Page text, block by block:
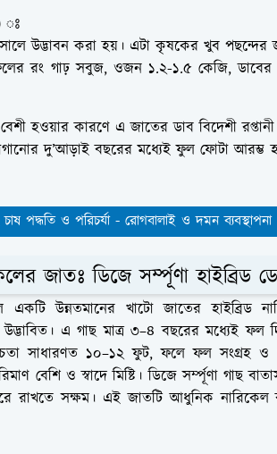
ঃ
উদ্ভাবন করা হয়। এটা কৃষকের খুব পছন্দের
রং গাঢ় সবুজ, ওজন ১.২-১.৫ কেজি, ডাবের
হওয়ার কারণে এ জাতের ডাব বিদেশী
দু’আড়াই বছরের মধ্যেই ফুল ফোটা আরম্ভ
পদ্ধতি ও পরিচর্যা - রোগবালাই ও দমন ব্যবস্থাপনা
জাতঃ ডিজে সর্ম্পূণা হাইব্রিড
একটি উন্নতমানের খাটো জাতের হাইব্রিড
উদ্ভাবিত। এ গাছ মাত্র ৩–৪ বছরের মধ্যেই
সাধারণত ১০–১২ ফুট, ফলে ফল সংগ্রহ ও
বেশি ও স্বাদে মিষ্টি। ডিজে সর্ম্পূণা গাছ
রাখতে সক্ষম। এই জাতটি আধুনিক নারিকেল